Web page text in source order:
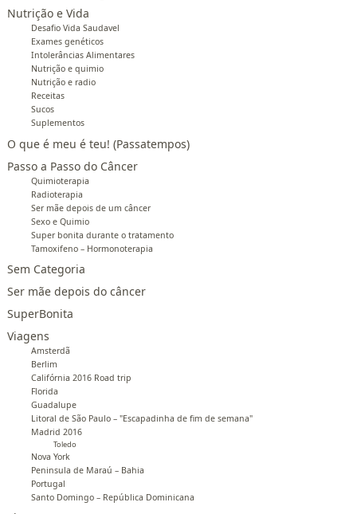
Nutrição e Vida
Desafio Vida Saudavel
Exames genéticos
Intolerâncias Alimentares
Nutrição e quimio
Nutrição e radio
Receitas
Sucos
Suplementos
O que é meu é teu! (Passatempos)
Passo a Passo do Câncer
Quimioterapia
Radioterapia
Ser mãe depois de um câncer
Sexo e Quimio
Super bonita durante o tratamento
Tamoxifeno – Hormonoterapia
Sem Categoria
Ser mãe depois do câncer
SuperBonita
Viagens
Amsterdã
Berlim
Califórnia 2016 Road trip
Florida
Guadalupe
Litoral de São Paulo – "Escapadinha de fim de semana"
Madrid 2016
Toledo
Nova York
Peninsula de Maraú – Bahia
Portugal
Santo Domingo – República Dominicana